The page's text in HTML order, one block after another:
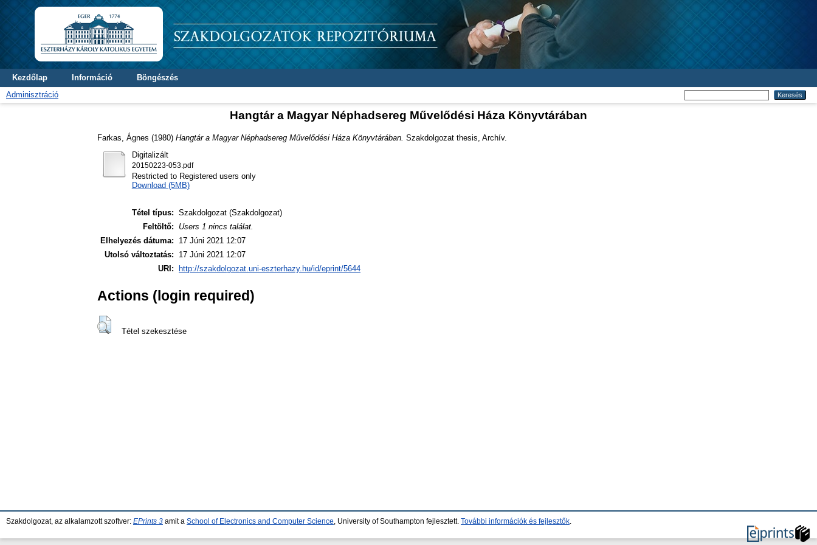
Kezdőlap Információ
Böngészés
Adminisztráció
Hangtár a Magyar Néphadsereg Művelődési Háza Könyvtárában
Farkas, Ágnes (1980) Hangtár a Magyar Néphadsereg Művelődési Háza Könyvtárában. Szakdolgozat thesis, Archív.
Digitalizált
20150223-053.pdf
Restricted to Registered users only
Download (5MB)
Tétel típus: Szakdolgozat (Szakdolgozat)
Feltöltő:
Users 1 nincs találat.
Elhelyezés dátuma:
17 Júni 2021 12:07
Utolsó változtatás:
17 Júni 2021 12:07
URI:
http://szakdolgozat.uni-eszterhazy.hu/id/eprint/5644
Actions (login required)
Tétel szekesztése
Szakdolgozat, az alkalamzott szoftver: EPrints 3 amit a School of Electronics and Computer Science , University of Southampton fejlesztett. További információk és fejlesztők